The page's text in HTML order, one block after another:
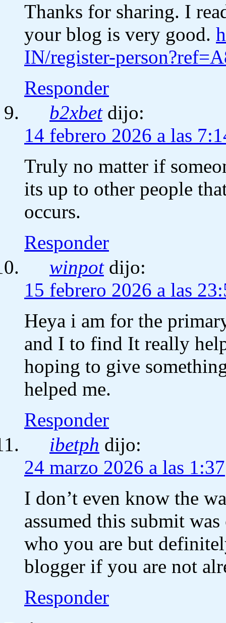
Thanks for sharing. I
your blog is very good.
IN/register-
Responder
b2xbet dijo:
14 febrero 2026 a las
Truly no matter if
its up to other people
occurs.
Responder
winpot dijo:
15 febrero 2026 a las
Heya i am for the
and I to find It really
hoping to give
helped me.
Responder
ibetph dijo:
24 marzo 2026 a las 1:37
I don’t even know the
assumed this submit
who you are but
blogger if you are not
Responder